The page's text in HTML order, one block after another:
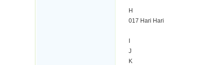
H
017 Hari Hari
J
K